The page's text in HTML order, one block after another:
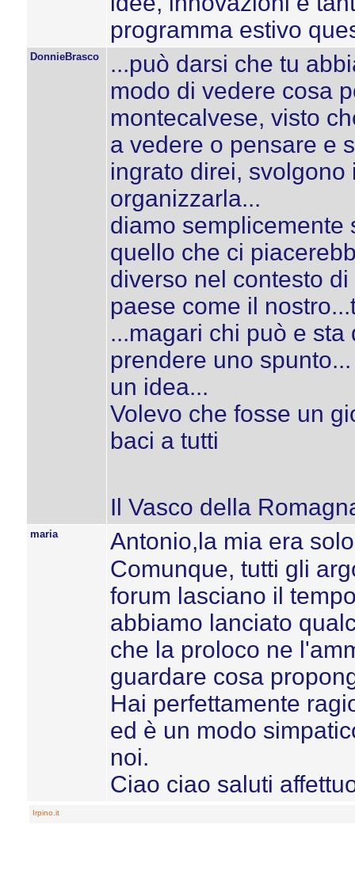
programma estivo
DonnieBrasco
...può darsi che tu
modo di vedere cosa
montecalvese, visto
a vedere o pensare e
ingrato direi,
organizzarla...
diamo semplicemente
quello che ci
diverso nel contesto
paese come il
...magari chi può e
prendere uno spunto...
un idea...
Volevo che fosse un
baci a tutti
Il Vasco della
maria
Antonio,la mia era
Comunque, tutti gli
forum lasciano il
abbiamo lanciato
che la proloco ne
guardare cosa
Hai perfettamente
ed è un modo
noi.
Ciao ciao saluti
Irpino.it